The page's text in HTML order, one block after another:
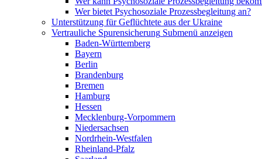
Wer bietet Psychosoziale Prozessbegleitung an?
Unterstützung für Geflüchtete aus der Ukraine
Vertrauliche Spurensicherung Submenü anzeigen
Baden-Württemberg
Bayern
Berlin
Brandenburg
Bremen
Hamburg
Hessen
Mecklenburg-Vorpommern
Niedersachsen
Nordrhein-Westfalen
Rheinland-Pfalz